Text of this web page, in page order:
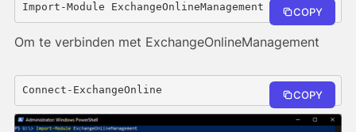
Import-Module ExchangeOnlineManagement COPY
Om te verbinden met ExchangeOnlineManagement
Connect-ExchangeOnline COPY